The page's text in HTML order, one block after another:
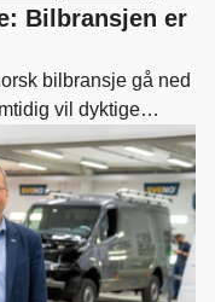
Nyttekjøretøy,
og
av bil, Drift og
Bilbransjen er
bilbransje gå ned
vil dyktige
z, omdømme og
Vi konkluderer
helst. Velkommen.